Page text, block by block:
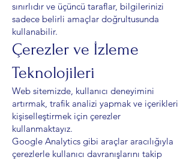
sınırlıdır ve üçüncü taraflar, bilgilerinizi
sadece belirli amaçlar doğrultusunda
kullanabilir.
Çerezler ve İzleme
Teknolojileri
Web sitemizde, kullanıcı deneyimini
artırmak, trafik analizi yapmak ve içerikleri
kişiselleştirmek için çerezler
kullanmaktayız.
Google Analytics gibi araçlar aracılığıyla
çerezlerle kullanıcı davranışlarını takip